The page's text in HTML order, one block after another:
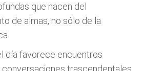
que nacen del
de almas, no sólo de la
día favorece encuentros
conversaciones trascendentales